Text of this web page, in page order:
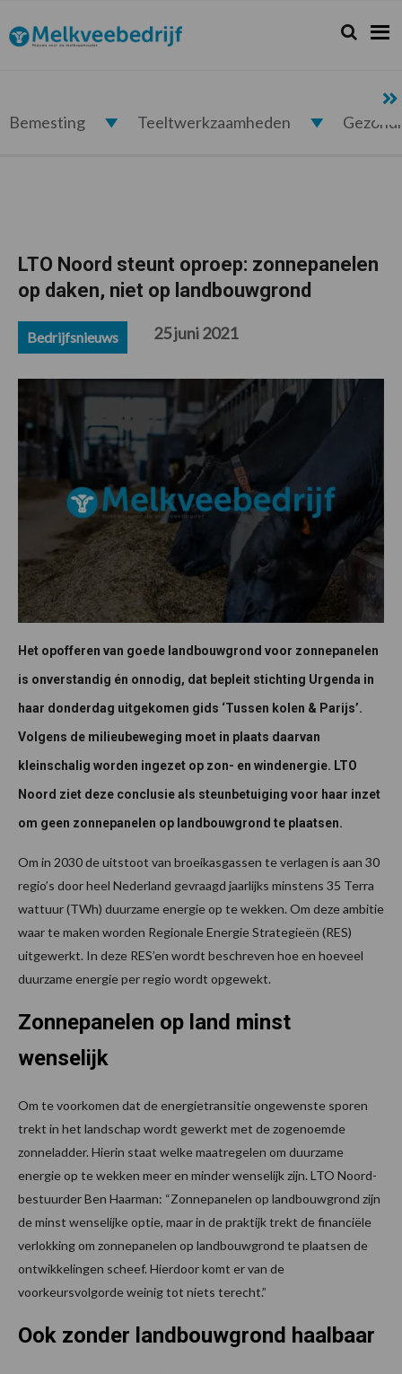
de
hoofdnavigatie
de
hoofd
de
eerste
de
voettekst
Melkveebedrijf.nl Zoeken...
Zoek
Bemesting Teeltwerkzaamheden
LTO Noord steunt oproep: zonnepanelen
op daken, niet op landbouwgrond
Bedrijfsnieuws 25 juni 2021
Het opofferen van goede landbouwgrond voor zonnepanelen
is onverstandig én onnodig, dat bepleit stichting Urgenda in
haar donderdag uitgekomen gids ‘Tussen kolen & Parijs’.
Volgens de milieubeweging moet in plaats daarvan
kleinschalig worden ingezet op zon- en windenergie. LTO
Noord ziet deze conclusie als steunbetuiging voor haar inzet
om geen zonnepanelen op landbouwgrond te plaatsen.
Om in 2030 de uitstoot van broeikasgassen te verlagen is aan 30
regio’s door heel Nederland gevraagd jaarlijks minstens 35 Terra
wattuur (TWh) duurzame energie op te wekken. Om deze ambitie
waar te maken worden Regionale Energie Strategieën (RES)
uitgewerkt. In deze RES’en wordt beschreven hoe en hoeveel
duurzame energie per regio wordt opgewekt.
Zonnepanelen op land minst
wenselijk
Om te voorkomen dat de energietransitie ongewenste sporen
trekt in het landschap wordt gewerkt met de zogenoemde
zonneladder. Hierin staat welke maatregelen om duurzame
energie op te wekken meer en minder wenselijk zijn. LTO Noord-
bestuurder Ben Haarman: “Zonnepanelen op landbouwgrond zijn
de minst wenselijke optie, maar in de praktijk trekt de financiële
verlokking om zonnepanelen op landbouwgrond te plaatsen de
ontwikkelingen scheef. Hierdoor komt er van de
voorkeursvolgorde weinig tot niets terecht.”
Ook zonder landbouwgrond haalbaar